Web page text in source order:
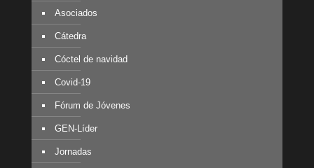
Asociados
Cátedra
Cóctel de navidad
Covid-19
Fórum de Jóvenes
GEN-Líder
Jornadas